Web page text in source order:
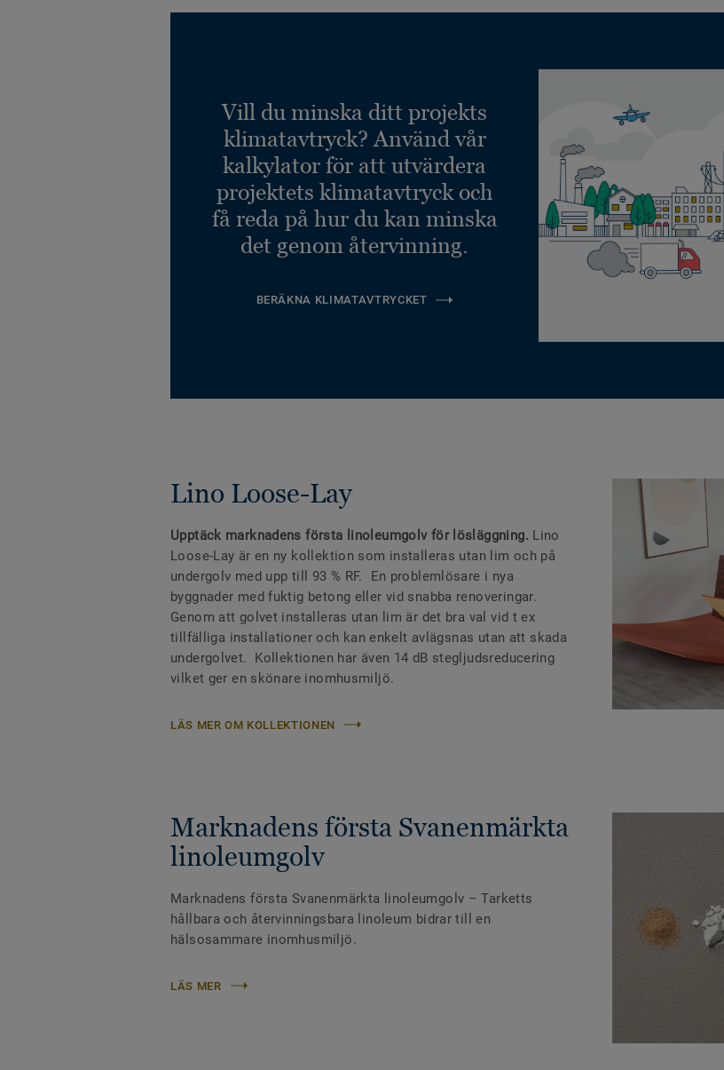
Vill du minska ditt projekts
klimatavtryck? Använd vår
kalkylator för att utvärdera
projektets klimatavtryck och
få reda på hur du kan minska
det genom återvinning.
BERÄKNA KLIMATAVTRYCKET
Lino Loose-Lay
Upptäck marknadens första linoleumgolv för lösläggning. Lino
Loose-Lay är en ny kollektion som installeras utan lim och på
undergolv med upp till 93 % RF. En problemlösare i nya
byggnader med fuktig betong eller vid snabba renoveringar.
Genom att golvet installeras utan lim är det bra val vid t ex
tillfälliga installationer och kan enkelt avlägsnas utan att skada
undergolvet. Kollektionen har även 14 dB stegljudsreducering
vilket ger en skönare inomhusmiljö.
LÄS MER OM KOLLEKTIONEN
Marknadens första Svanenmärkta
linoleumgolv
Marknadens första Svanenmärkta linoleumgolv – Tarketts
hållbara och återvinningsbara linoleum bidrar till en
hälsosammare inomhusmiljö.
LÄS MER